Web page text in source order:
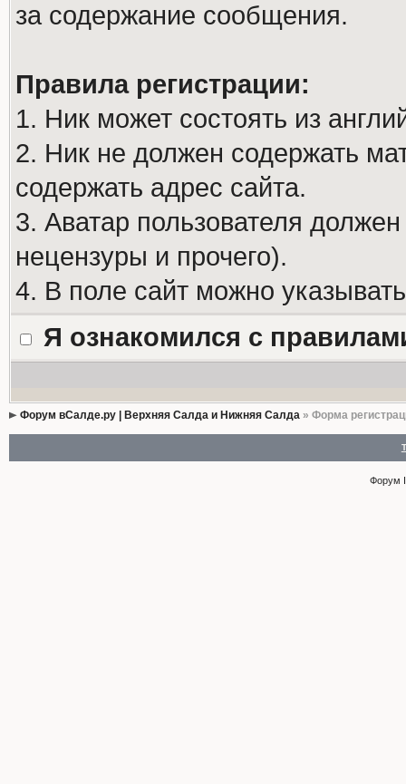
за содержание сообщения.
Правила регистрации:
1. Ник может состоять из
2. Ник не должен содержать
содержать адрес сайта.
3. Аватар пользователя
нецензуры и прочего).
4. В поле сайт можно
Я ознакомился с
Форум вСалде.ру | Верхняя Салда и Нижняя Салда» Форма
Форум